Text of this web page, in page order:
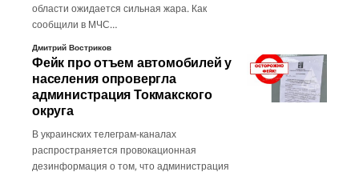
области ожидается сильная жара. Как
сообщили в МЧС…
Дмитрий Востриков
Фейк про отъем автомобилей у
населения опровергла
администрация Токмакского
округа
В украинских телеграм-каналах
распространяется провокационная
дезинформация о том, что администрация